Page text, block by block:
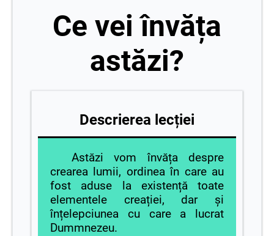
Ce vei învăța
astăzi?
Descrierea lecției
Astăzi vom învăța despre
crearea lumii, ordinea în care au
fost aduse la existență toate
elementele creației, dar și
înțelepciunea cu care a lucrat
Dummnezeu.